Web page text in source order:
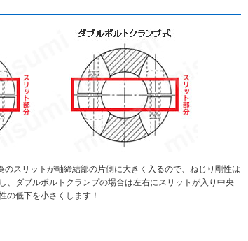
のスリットが軸締結部の片側に大きく入るので、ねじり剛性は
、ダブルボルトクランプの場合は左右にスリットが入り中央
の低下を小さくします！